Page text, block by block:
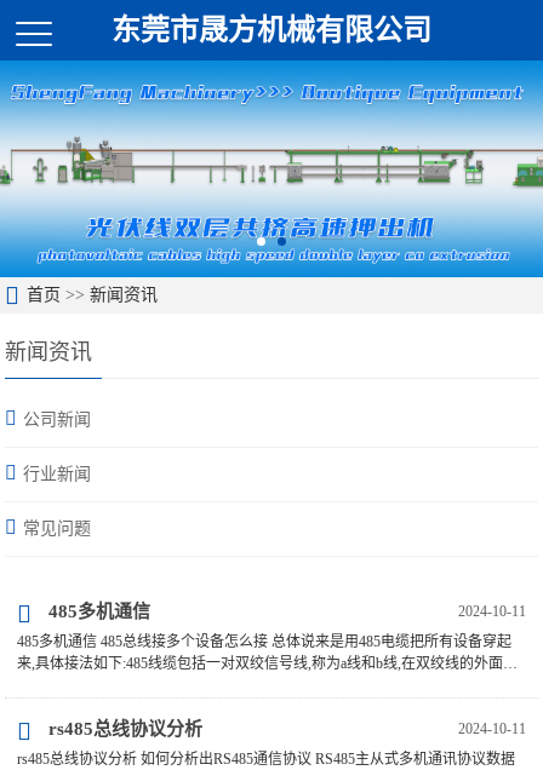
东莞市晟方机械有限公司
首页 >>新闻资讯
新闻资讯
公司新闻
行业新闻
常见问题
2024-10-11
485多机通信
485多机通信 485总线接多个设备怎么接 总体说来是用485电缆把所有设备穿起
来,具体接法如下:485线缆包括一对双绞信号线,称为a线和b线,在双绞线的外面还
2024-10-11
rs485总线协议分析
rs485总线协议分析 如何分析出RS485通信协议 RS485主从式多机通讯协议数据